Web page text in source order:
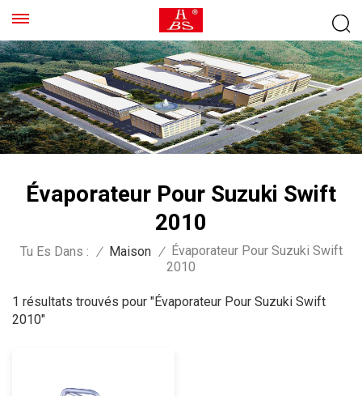
Évaporateur Pour Suzuki Swift
2010
Tu Es Dans : / Maison /
Évaporateur Pour Suzuki Swift
2010
1 résultats trouvés pour "Évaporateur Pour Suzuki Swift
2010"